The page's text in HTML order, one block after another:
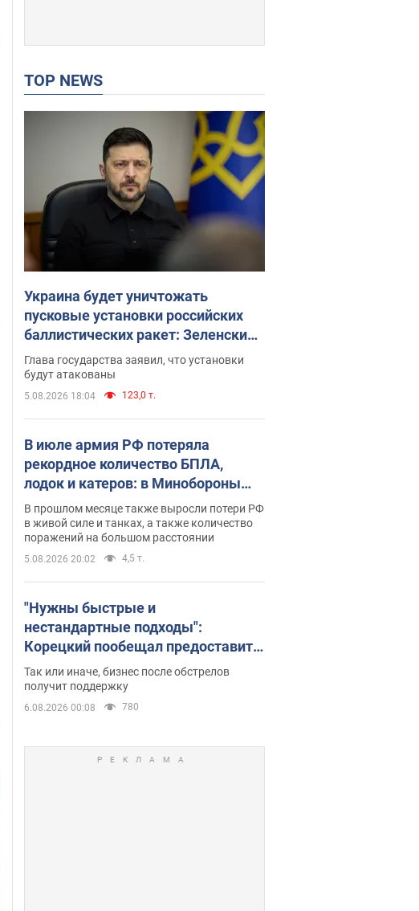
TOP NEWS
Украина будет уничтожать
пусковые установки российских
баллистических ракет: Зеленский
провел заседание СНБО
Глава государства заявил, что установки
будут атакованы
5.08.2026 18:04 123,0 т.
В июле армия РФ потеряла
рекордное количество БПЛА,
лодок и катеров: в Минобороны
обнародовали статистику
В прошлом месяце также выросли потери РФ
в живой силе и танках, а также количество
поражений на большом расстоянии
5.08.2026 20:02 4,5 т.
"Нужны быстрые и
нестандартные подходы":
Корецкий пообещал предоставить
бизнесу приоритетный доступ к
имеющимся складским
помещениям
Так или иначе, бизнес после обстрелов
получит поддержку
6.08.2026 00:08 780